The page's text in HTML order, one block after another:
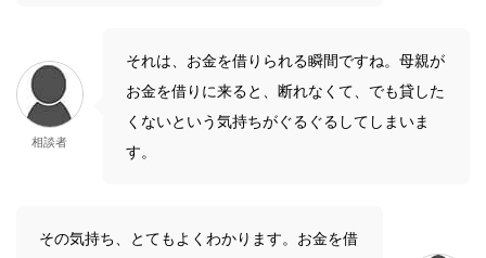
相談者
それは、お金を借りられる瞬間ですね。母親が
お金を借りに来ると、断れなくて、でも貸した
くないという気持ちがぐるぐるしてしまいま
す。
その気持ち、とてもよくわかります。お金を借